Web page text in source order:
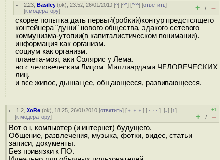
2.23 ,Basiley (ok), 23:52, 26/01/2010 [^] [^^] [^^^] [ответить]
[к модератору] + / –
cкорее попытка дать первый(робкий)контур предстоящего
контейнера "души" нового общества, эдакого сетевого
коммунизма-утопии(в капиталистическом понимании).
информация как организм.
социум как организм.
планета-мозг, аки Солярис у Лема.
но с человеческим Лицом. Миллиардами ЧЕЛОВЕЧЕСКИХ
лиц.
и все живое, дышащее, общающееся, развивающееся.
1.2 ,XoRe (ok), 18:25, 26/01/2010 [ответить] [ ﹢﹢﹢] [ · · ·][↓] [↑]
[к модератору]
+1
+ / –
Вот он, компьютер (и интернет) будущего.
Общение, развлечения, музыка, фотки, видео, статьи,
записи, документы.
Без привязки к ПО.